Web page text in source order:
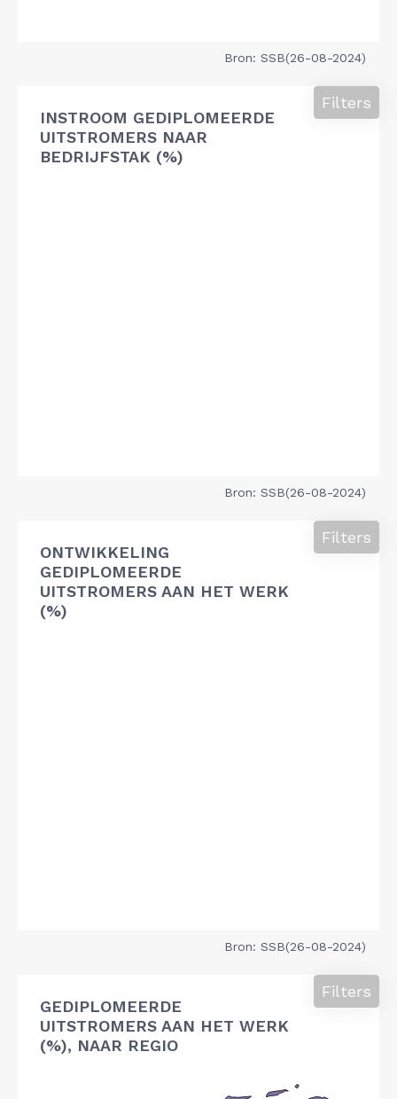
Bron: SSB(26-08-2024)
INSTROOM GEDIPLOMEERDE
UITSTROMERS NAAR
BEDRIJFSTAK (%)
Filters
Bron: SSB(26-08-2024)
ONTWIKKELING
GEDIPLOMEERDE
UITSTROMERS AAN HET WERK
(%)
Filters
Bron: SSB(26-08-2024)
GEDIPLOMEERDE
UITSTROMERS AAN HET WERK
(%), NAAR REGIO
Filters